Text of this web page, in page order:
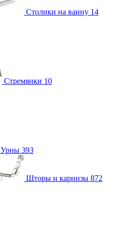
Столики на ванну 14
Стремянки 10
Урны 393
Шторы и карнизы 872